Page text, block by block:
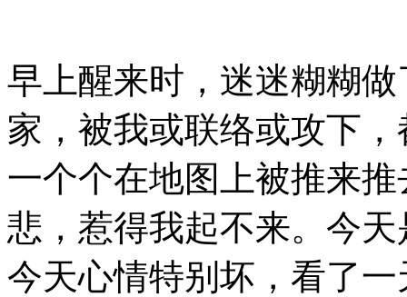
早上醒来时，迷迷糊糊
家，被我或联络或攻下
一个个在地图上被推来
悲，惹得我起不来。今
今天心情特别坏，看了